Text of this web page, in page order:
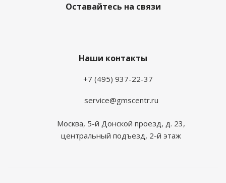
Оставайтесь на связи
Наши контакты
+7 (495) 937-22-37
service@gmscentr.ru
Москва, 5-й Донской проезд, д. 23,
центральный подъезд, 2-й этаж